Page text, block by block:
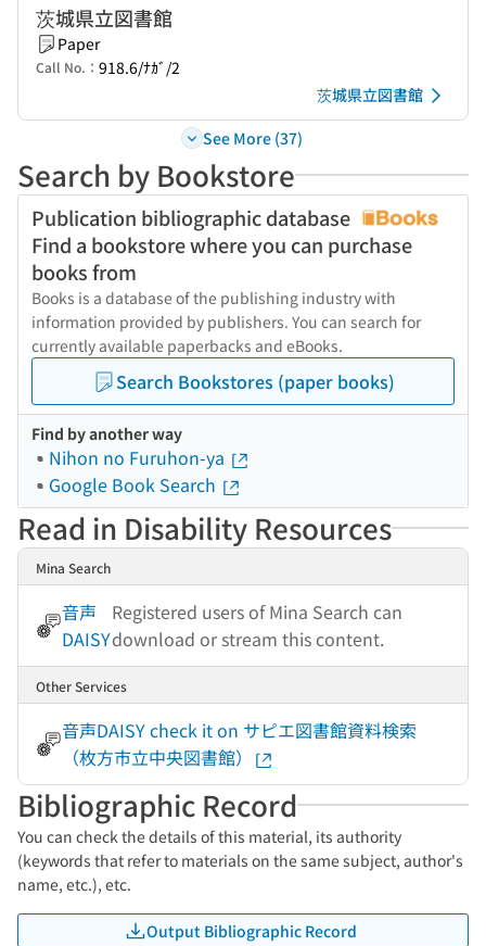
茨城県立図書館
Paper
Call No.： 918.6/ﾅｶﾞ/2
茨城県立図書館
See More (37)
Search by Bookstore
Publication bibliographic database
Find a bookstore where you can purchase
books from
Books is a database of the publishing industry with
information provided by publishers. You can search for
currently available paperbacks and eBooks.
Search Bookstores (paper books)
Find by another way
Nihon no Furuhon-ya
Google Book Search
Read in Disability Resources
Mina Search
音声
DAISY
Registered users of Mina Search can
download or stream this content.
Other Services
音声DAISY check it on サピエ図書館資料検索
（枚方市立中央図書館）
Bibliographic Record
You can check the details of this material, its authority
(keywords that refer to materials on the same subject, author's
name, etc.), etc.
Output Bibliographic Record